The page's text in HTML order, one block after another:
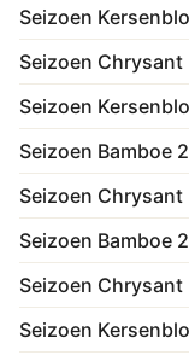
Seizoen
Seizoen Chrysant
Seizoen
Seizoen Bamboe
Seizoen Chrysant
Seizoen Bamboe
Seizoen Chrysant
Seizoen